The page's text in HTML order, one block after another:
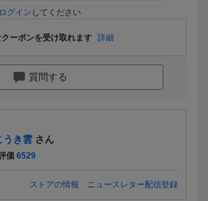
ログイン してください
ーポンを受け取れます 詳細
質問する
うき雲 さん
価 6529
ストアの情報 ニュースレター配信登録